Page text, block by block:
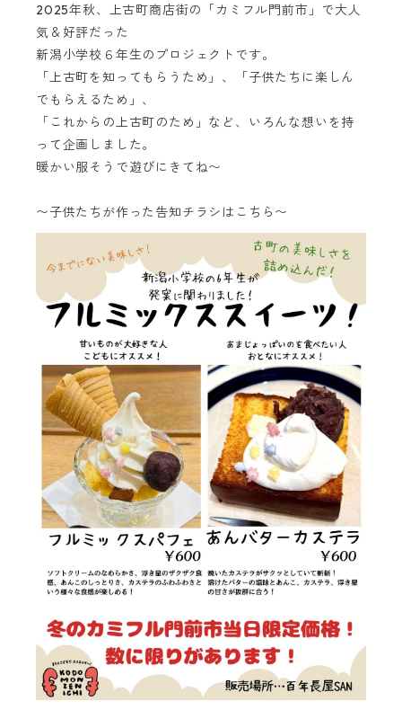
2025年秋、上古町商店街の「カミフル門前市」で大人
気＆好評だった
新潟小学校６年生のプロジェクトです。
「上古町を知ってもらうため」、「子供たちに楽しん
でもらえるため」、
「これからの上古町のため」など、いろんな想いを持
って企画しました。
暖かい服そうで遊びにきてね〜
〜子供たちが作った告知チラシはこちら〜